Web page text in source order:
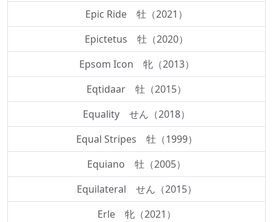
Epic Ride 牡（2021）
Epictetus 牡（2020）
Epsom Icon 牝（2013）
Eqtidaar 牡（2015）
Equality せん（2018）
Equal Stripes 牡（1999）
Equiano 牡（2005）
Equilateral せん（2015）
Erle 牝（2021）